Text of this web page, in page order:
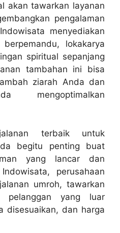
akan tawarkan layanan
pengalaman
menyediakan
lokakarya
spiritual sepanjang
tambahan ini bisa
ziarah Anda dan
mengoptimalkan
terbaik untuk
begitu penting buat
yang lancar dan
perusahaan
umroh, tawarkan
pelanggan yang luar
disesuaikan, dan harga